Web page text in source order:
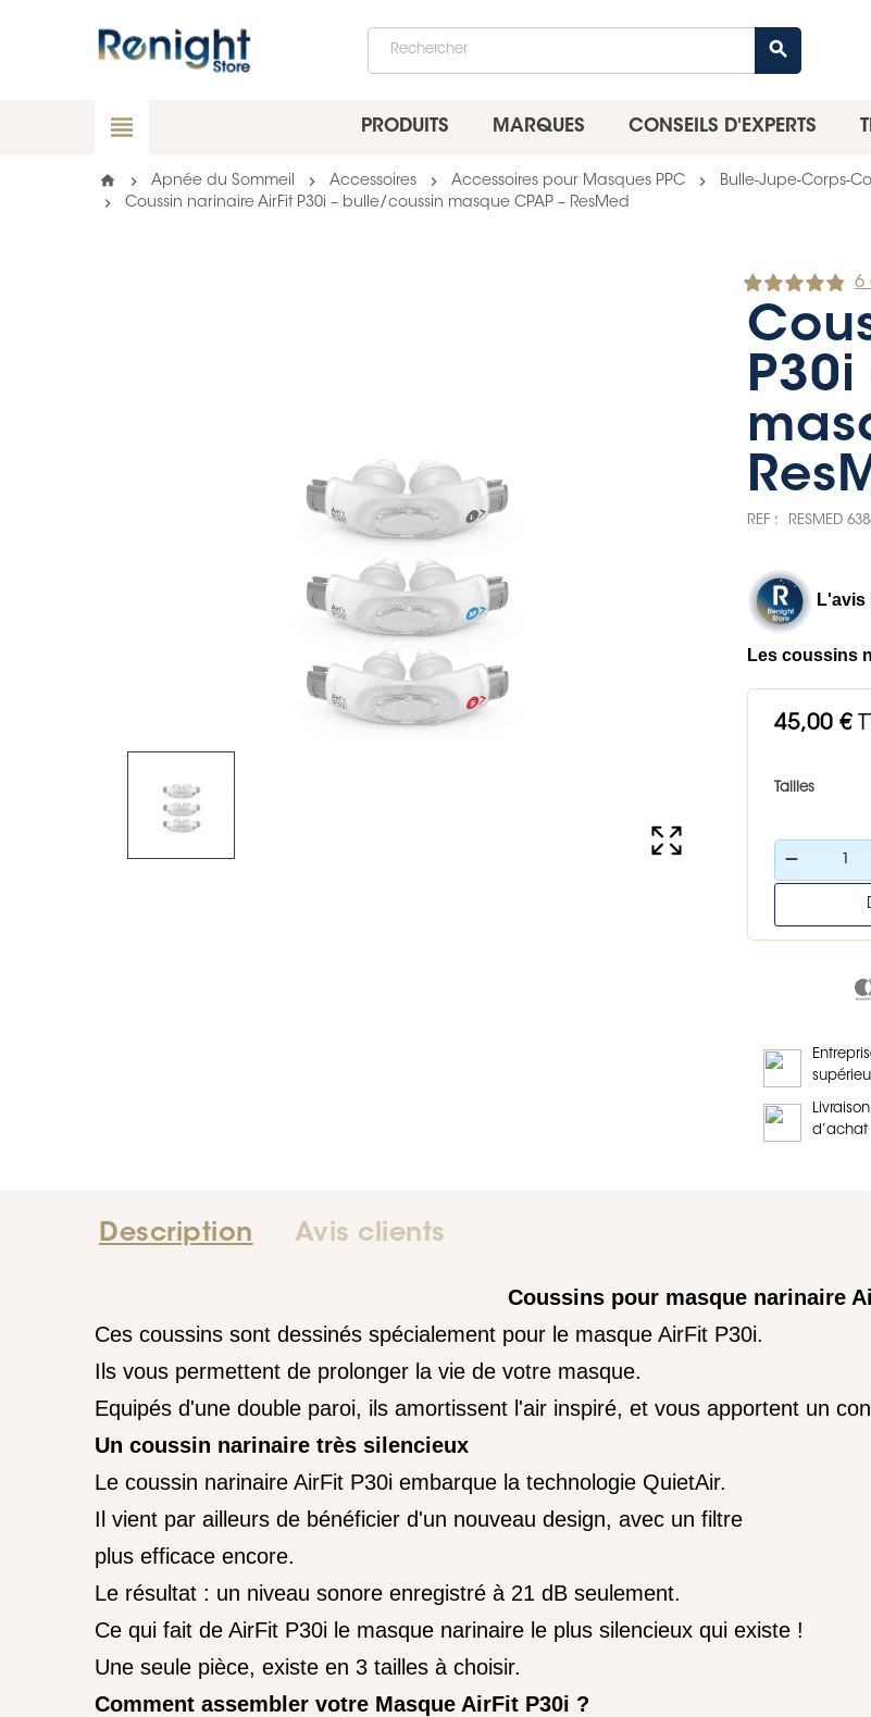
search
view_headline PRODUITS MARQUES CONSEILS D'EXPERTS
home chevron_right Apnée du Sommeil chevron_right Accessoires chevron_right Accessoires pour Masques PPC chevron_right Bulle-Jupe-Corps-
chevron_right Coussin narinaire AirFit P30i – bulle/coussin masque CPAP – ResMed
6
REF : RESMED
L'avis
Les coussins
45,00 €
Tailles
remove
d’achat
Description Avis clients
Coussins pour masque narinaire
Ces coussins sont dessinés spécialement pour le masque AirFit P30i.
Ils vous permettent de prolonger la vie de votre masque.
Equipés d'une double paroi, ils amortissent l'air inspiré, et vous apportent un
Un coussin narinaire très silencieux
Le coussin narinaire AirFit P30i embarque la technologie QuietAir.
Il vient par ailleurs de bénéficier d'un nouveau design, avec un filtre
plus efficace encore.
Le résultat : un niveau sonore enregistré à 21 dB seulement.
Ce qui fait de AirFit P30i le masque narinaire le plus silencieux qui existe !
Une seule pièce, existe en 3 tailles à choisir.
Comment assembler votre Masque AirFit P30i ?